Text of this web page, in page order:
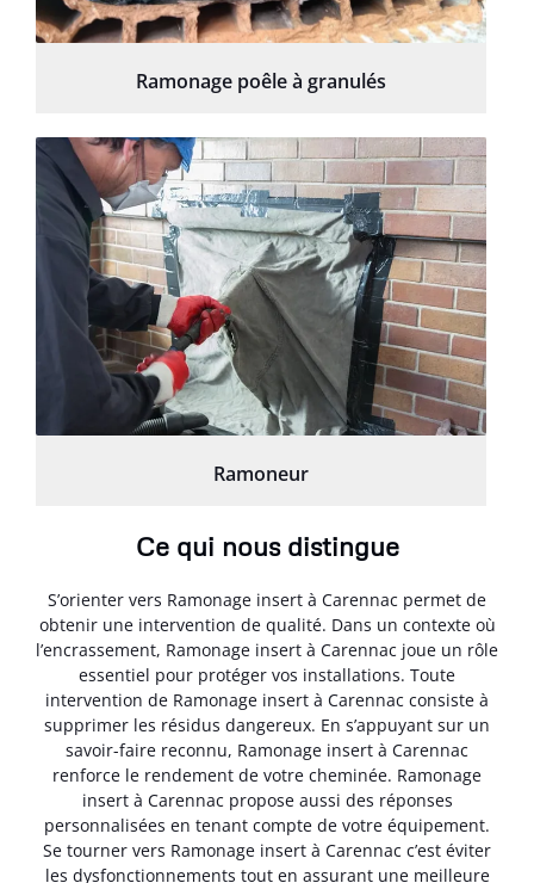
Ramonage poêle à granulés
Ramoneur
Ce qui nous distingue
S’orienter vers Ramonage insert à Carennac permet de
obtenir une intervention de qualité. Dans un contexte où
l’encrassement, Ramonage insert à Carennac joue un rôle
essentiel pour protéger vos installations. Toute
intervention de Ramonage insert à Carennac consiste à
supprimer les résidus dangereux. En s’appuyant sur un
savoir-faire reconnu, Ramonage insert à Carennac
renforce le rendement de votre cheminée. Ramonage
insert à Carennac propose aussi des réponses
personnalisées en tenant compte de votre équipement.
Se tourner vers Ramonage insert à Carennac c’est éviter
les dysfonctionnements tout en assurant une meilleure